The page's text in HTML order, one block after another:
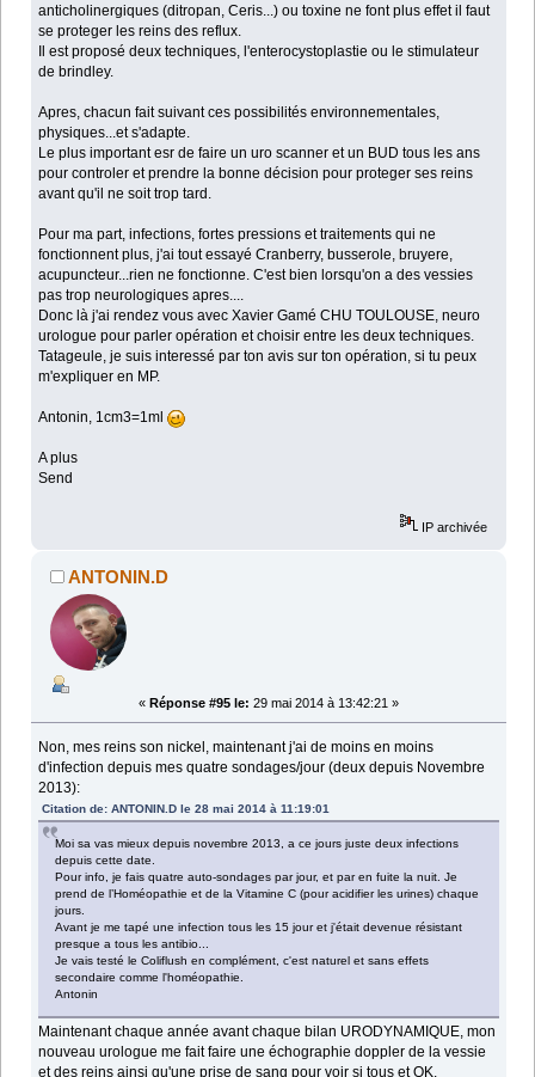
anticholinergiques (ditropan, Ceris...) ou toxine ne font plus effet il faut
se proteger les reins des reflux.
Il est proposé deux techniques, l'enterocystoplastie ou le stimulateur
de brindley.
Apres, chacun fait suivant ces possibilités environnementales,
physiques...et s'adapte.
Le plus important esr de faire un uro scanner et un BUD tous les ans
pour controler et prendre la bonne décision pour proteger ses reins
avant qu'il ne soit trop tard.
Pour ma part, infections, fortes pressions et traitements qui ne
fonctionnent plus, j'ai tout essayé Cranberry, busserole, bruyere,
acupuncteur...rien ne fonctionne. C'est bien lorsqu'on a des vessies
pas trop neurologiques apres....
Donc là j'ai rendez vous avec Xavier Gamé CHU TOULOUSE, neuro
urologue pour parler opération et choisir entre les deux techniques.
Tatageule, je suis interessé par ton avis sur ton opération, si tu peux
m'expliquer en MP.
Antonin, 1cm3=1ml
A plus
Send
IP archivée
ANTONIN.D
« Réponse #95 le: 29 mai 2014 à 13:42:21 »
Non, mes reins son nickel, maintenant j'ai de moins en moins
d'infection depuis mes quatre sondages/jour (deux depuis Novembre
2013):
Citation de: ANTONIN.D le 28 mai 2014 à 11:19:01
Moi sa vas mieux depuis novembre 2013, a ce jours juste deux infections
depuis cette date.
Pour info, je fais quatre auto-sondages par jour, et par en fuite la nuit. Je
prend de l’Homéopathie et de la Vitamine C (pour acidifier les urines) chaque
jours.
Avant je me tapé une infection tous les 15 jour et j'était devenue résistant
presque a tous les antibio...
Je vais testé le Coliflush en complément, c'est naturel et sans effets
secondaire comme l'homéopathie.
Antonin
Maintenant chaque année avant chaque bilan URODYNAMIQUE, mon
nouveau urologue me fait faire une échographie doppler de la vessie
et des reins ainsi qu'une prise de sang pour voir si tous et OK.